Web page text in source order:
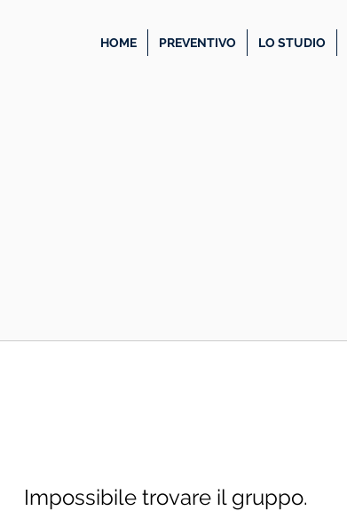
HOME PREVENTIVO LO STUDIO
Impossibile trovare il gruppo.